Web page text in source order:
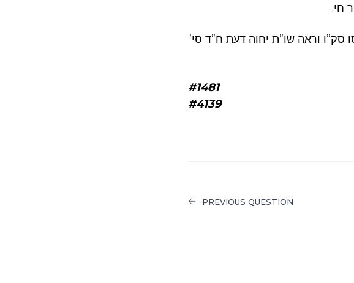
חי.
סק”ו וראה שו”ת יחוה דעת ח”ד סי’
#1481
#4139
PREVIOUS QUESTION